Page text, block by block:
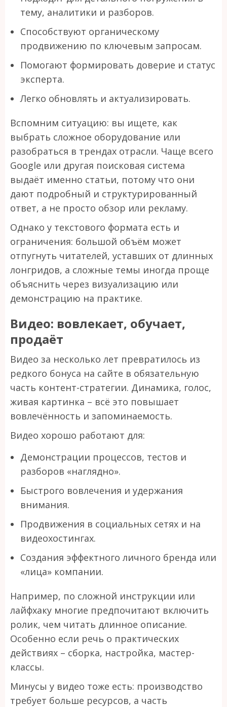
тему, аналитики и разборов.
Способствуют органическому
продвижению по ключевым запросам.
Помогают формировать доверие и статус
эксперта.
Легко обновлять и актуализировать.
Вспомним ситуацию: вы ищете, как
выбрать сложное оборудование или
разобраться в трендах отрасли. Чаще всего
Google или другая поисковая система
выдаёт именно статьи, потому что они
дают подробный и структурированный
ответ, а не просто обзор или рекламу.
Однако у текстового формата есть и
ограничения: большой объём может
отпугнуть читателей, уставших от длинных
лонгридов, а сложные темы иногда проще
объяснить через визуализацию или
демонстрацию на практике.
Видео: вовлекает, обучает,
продаёт
Видео за несколько лет превратилось из
редкого бонуса на сайте в обязательную
часть контент-стратегии. Динамика, голос,
живая картинка – всё это повышает
вовлечённость и запоминаемость.
Видео хорошо работают для:
Демонстрации процессов, тестов и
разборов «наглядно».
Быстрого вовлечения и удержания
внимания.
Продвижения в социальных сетях и на
видеохостингах.
Создания эффектного личного бренда или
«лица» компании.
Например, по сложной инструкции или
лайфхаку многие предпочитают включить
ролик, чем читать длинное описание.
Особенно если речь о практических
действиях – сборка, настройка, мастер-
классы.
Минусы у видео тоже есть: производство
требует больше ресурсов, а часть